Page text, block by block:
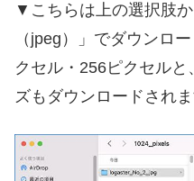
▼こちらは上の選択肢
（jpeg）」でダウンロ
クセル・256ピクセル
ズもダウンロードされま